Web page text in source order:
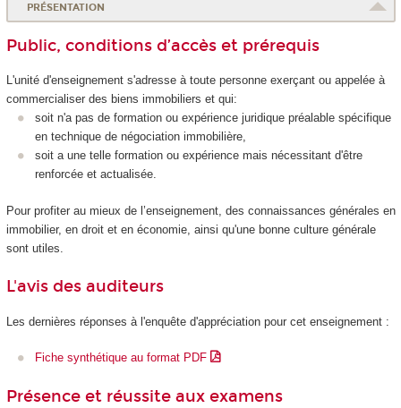
PRÉSENTATION
Public, conditions d’accès et prérequis
L'unité d'enseignements'adresse à toute personne exerçant ou appelée à
commercialiser des biens immobiliers et qui:
soit n'a pas de formation ou expérience juridique préalable spécifique
en technique de négociation immobilière,
soit a une telle formation ou expérience mais nécessitant d'être
renforcée et actualisée.
Pour profiter au mieux de l’enseignement, des connaissances générales en
immobilier, en droit et en économie, ainsi qu'une bonne culture générale
sont utiles.
L'avis des auditeurs
Les dernières réponses à l'enquête d'appréciation pour cet enseignement :
Fiche synthétique au format PDF
Présence et réussite aux examens